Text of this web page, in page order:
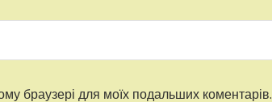
браузері для моїх подальших коментарів.